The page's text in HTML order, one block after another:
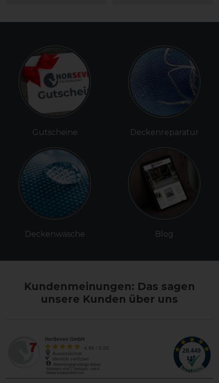
Gutscheine
Deckenwäsche
Deckenreparatur
Blog
Kundenmeinungen: Das sagen
unsere Kunden über uns